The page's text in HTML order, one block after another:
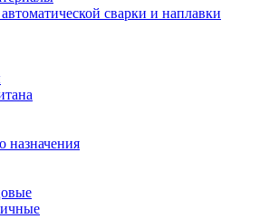
сварки и наплавки
назначения